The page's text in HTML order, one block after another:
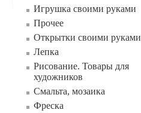
Игрушка своими руками
Прочее
Открытки своими руками
Лепка
Рисование. Товары для
художников
Смальта, мозаика
Фреска